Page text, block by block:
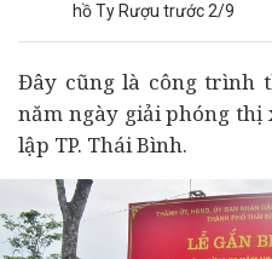
hồ Ty Rượu trước 2/9
Đây cũng là công trình
năm ngày giải phóng thị
lập TP. Thái Bình.